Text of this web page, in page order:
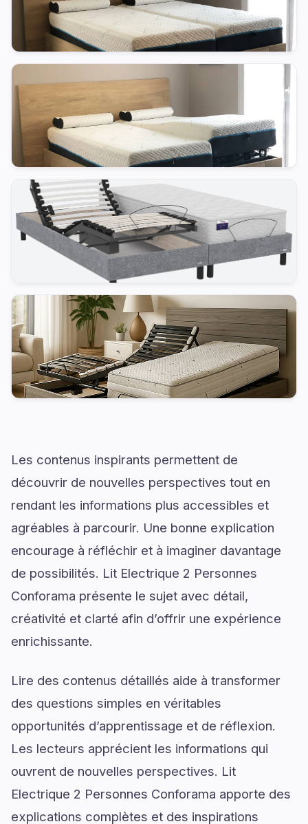
Les contenus inspirants permettent de
découvrir de nouvelles perspectives tout en
rendant les informations plus accessibles et
agréables à parcourir. Une bonne explication
encourage à réfléchir et à imaginer davantage
de possibilités. Lit Electrique 2 Personnes
Conforama présente le sujet avec détail,
créativité et clarté afin d’offrir une expérience
enrichissante.
Lire des contenus détaillés aide à transformer
des questions simples en véritables
opportunités d’apprentissage et de réflexion.
Les lecteurs apprécient les informations qui
ouvrent de nouvelles perspectives. Lit
Electrique 2 Personnes Conforama apporte des
explications complètes et des inspirations